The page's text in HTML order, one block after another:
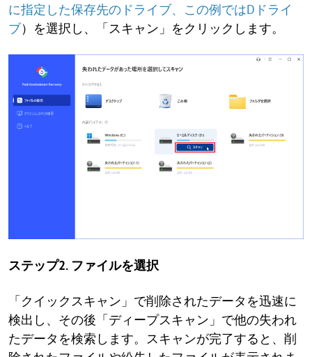
に指定した保存先のドライブ、この例ではDドライ
ブ）を選択し、「スキャン」をクリックします。
ステップ2. ファイルを選択
「クイックスキャン」で削除されたデータを迅速に
検出し、その後「ディープスキャン」で他の失われ
たデータを検索します。スキャンが完了すると、削